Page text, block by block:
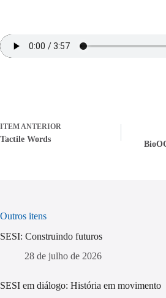
ITEM ANTERIOR
Tactile Words
Outros itens
SESI: Construindo futuros
28 de julho de 2026
SESI em diálogo: História em movimento